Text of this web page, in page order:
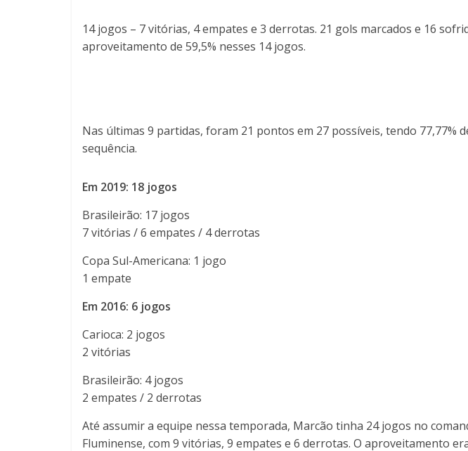
14 jogos – 7 vitórias, 4 empates e 3 derrotas. 21 gols marcados e 16
aproveitamento de 59,5% nesses 14 jogos.
Nas últimas 9 partidas, foram 21 pontos em 27 possíveis, tendo 77,77%
sequência.
Em 2019: 18 jogos
Brasileirão: 17 jogos
7 vitórias / 6 empates / 4 derrotas
Copa Sul-Americana: 1 jogo
1 empate
Em 2016: 6 jogos
Carioca: 2 jogos
2 vitórias
Brasileirão: 4 jogos
2 empates / 2 derrotas
Até assumir a equipe nessa temporada, Marcão tinha 24 jogos no
Fluminense, com 9 vitórias, 9 empates e 6 derrotas. O aproveitamento